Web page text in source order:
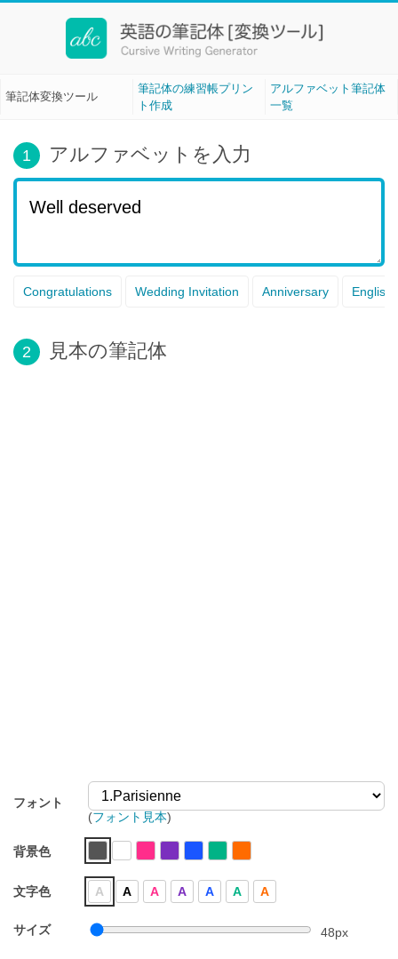
筆記体変換ツール[Cursive Writing]
筆記体変換ツール
筆記体の練習帳プリン
ト作成
アルファベット筆記体
一覧
1 アルファベットを入力
Congratulations Wedding Invitation Anniversary English
2 見本の筆記体
フォント
(フォント見本)
背景色
文字色 A A A A A A A
サイズ 48px